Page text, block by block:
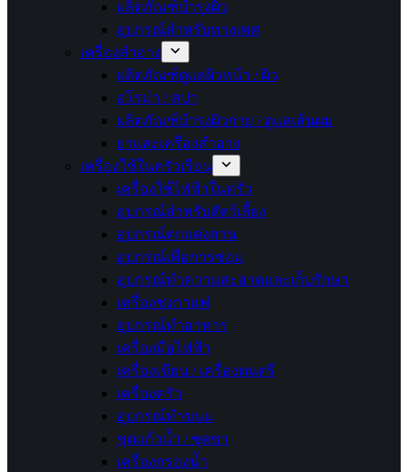
ผลิตภัณฑ์บำรุงผิว
อุปกรณ์สำหรับทางเพศ
เครื่องสำอาง
ผลิตภัณฑ์ดูแลผิวหน้า / ผิว
อโรม่า / สปา
ผลิตภัณฑ์บำรุงผิวกาย / ดูแลเส้นผม
ยาและเครื่องสำอาง
เครื่องใช้ในครัวเรือน
เครื่องใช้ไฟฟ้าในครัว
อุปกรณ์สำหรับสัตว์เลี้ยง
อุปกรณ์ตกแต่งสวน
อุปกรณ์เพื่อการซ่อม
อุปกรณ์ทำความสะอาดและเก็บรักษา
เครื่องชงกาแฟ
อุปกรณ์ทำอาหาร
เครื่องมือไฟฟ้า
เครื่องเขียน / เครื่องดนตรี
เครื่องครัว
อุปกรณ์ทำขนม
ชุดแก้วน้ำ / ชุดชา
เครื่องกรองน้ำ